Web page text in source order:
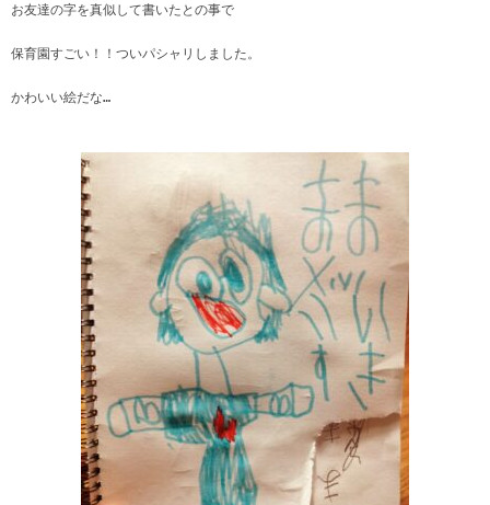
お友達の字を真似して書いたとの事で
保育園すごい！！ついパシャリしました。
かわいい絵だな…